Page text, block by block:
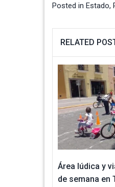
Posted in Estado,
RELATED
Área lúdica y
de semana en